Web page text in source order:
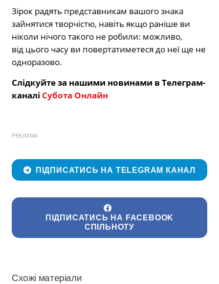
Зірок радять представникам вашого знака
зайнятися творчістю, навіть якщо раніше ви
ніколи нічого такого не робили: можливо,
від цього часу ви повертатиметеся до неї ще не
одноразово.
Слідкуйте за нашими новинами в Телеграм-
каналі Субота Онлайн
РЕКЛАМА
ПІДПИСАТИСЬ НА TELEGRAM КАНАЛ
ПІДПИСАТИСЬ НА FACEBOOK
СПІЛЬНОТУ
Схожі матеріали